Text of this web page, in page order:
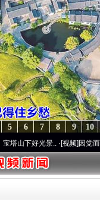
10
9
8
7
6
5
光景..·[视频]因党而生 为党